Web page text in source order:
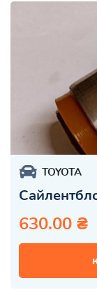
TOYOTA
630.00 ₴